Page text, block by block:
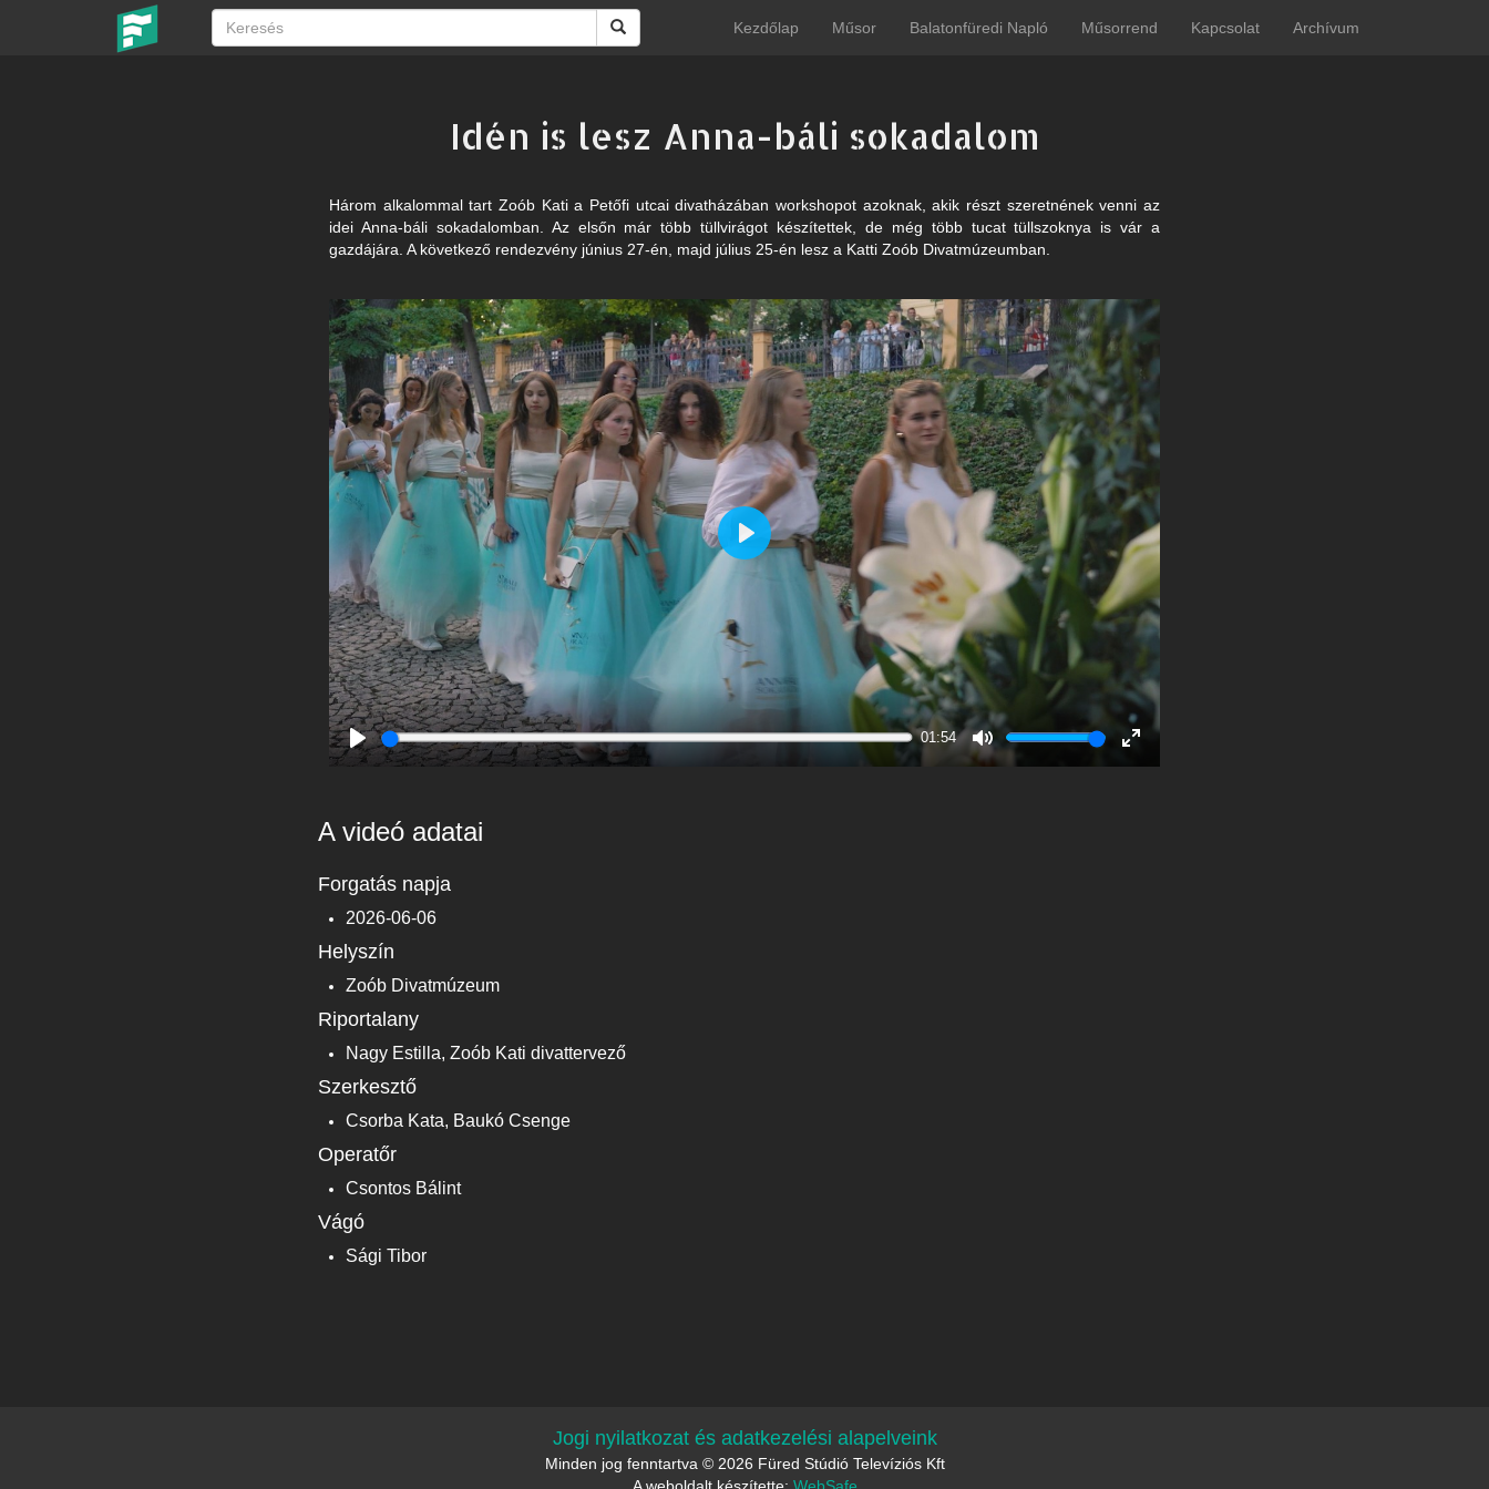
Kezdőlap Műsor Balatonfüredi Napló Műsorrend Kapcsolat Archívum
Idén is lesz Anna-báli sokadalom
Három alkalommal tart Zoób Kati a Petőfi utcai divatházában workshopot azoknak, akik részt szeretnének venni az
idei Anna-báli sokadalomban. Az elsőn már több tüllvirágot készítettek, de még több tucat tüllszoknya is vár a
gazdájára. A következő rendezvény június 27-én, majd július 25-én lesz a Katti Zoób Divatmúzeumban.
Play
01:54
Mute
Play
A videó adatai
Forgatás napja
2026-06-06
Helyszín
Zoób Divatmúzeum
Riportalany
Nagy Estilla, Zoób Kati divattervező
Szerkesztő
Csorba Kata, Baukó Csenge
Operatőr
Csontos Bálint
Vágó
Sági Tibor
Jogi nyilatkozat és adatkezelési alapelveink
Minden jog fenntartva © 2026 Füred Stúdió Televíziós Kft